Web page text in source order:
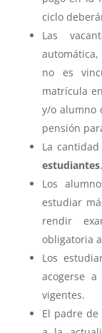
ciclo
Las
no es
matrícula
y/o alumno
pensión
La
estudiantes.
Los
estudiar
rendir
obligatoria
Los
acogerse
vigentes.
El padre